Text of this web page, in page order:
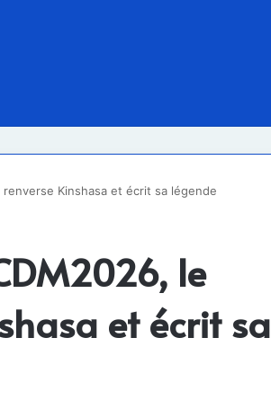
Kinshasa et écrit sa légende
le
et écrit sa